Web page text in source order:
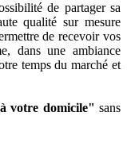
de partager sa
qualité sur mesure
de recevoir vos
dans une ambiance
temps du marché et
votre domicile" sans